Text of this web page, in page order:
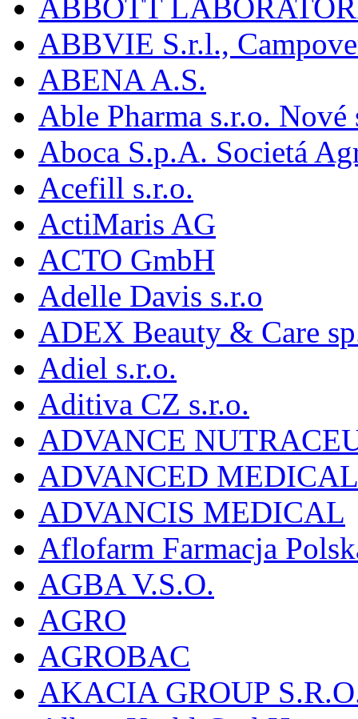
ABBOTT
ABBVIE S.r.l.,
ABENA A.S.
Able Pharma s.r.o.
Aboca S.p.A. Societá
Acefill s.r.o.
ActiMaris AG
ACTO GmbH
Adelle Davis s.r.o
ADEX Beauty & Care
Adiel s.r.o.
Aditiva CZ s.r.o.
ADVANCE
ADVANCED
ADVANCIS MEDICAL
Aflofarm Farmacja
AGBA V.S.O.
AGRO
AGROBAC
AKACIA GROUP